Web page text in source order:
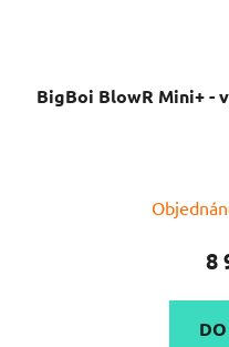
BigBoi BlowR Mini+ -
8